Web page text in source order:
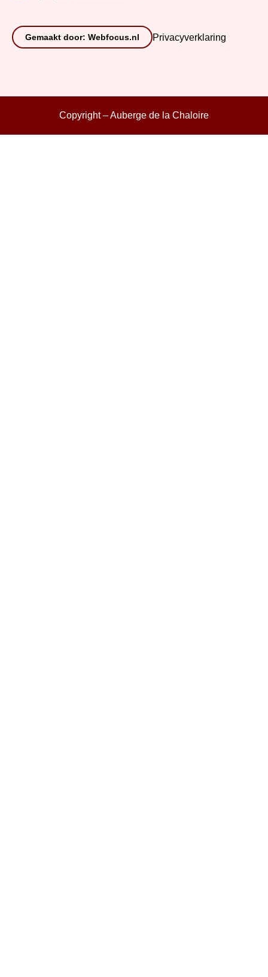
Gemaakt door: Webfocus.nl Privacyverklaring
Copyright – Auberge de la Chaloire